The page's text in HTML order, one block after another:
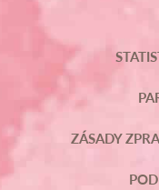
ZÁSADY